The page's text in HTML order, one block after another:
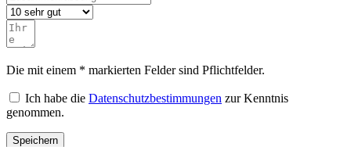
Die mit einem * markierten Felder sind Pflichtfelder.
Ich habe die Datenschutzbestimmungen zur Kenntnis
genommen.
Speichern